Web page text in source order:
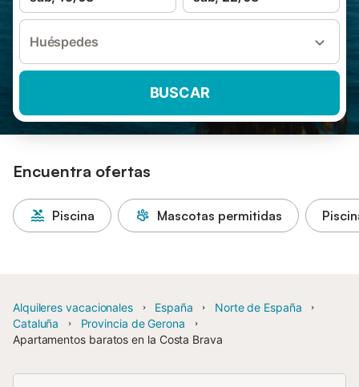
Huéspedes
BUSCAR
Encuentra ofertas
Piscina Mascotas permitidas
Alquileres vacacionales España
Norte de España
Cataluña
Provincia de Gerona
Apartamentos baratos en la Costa Brava